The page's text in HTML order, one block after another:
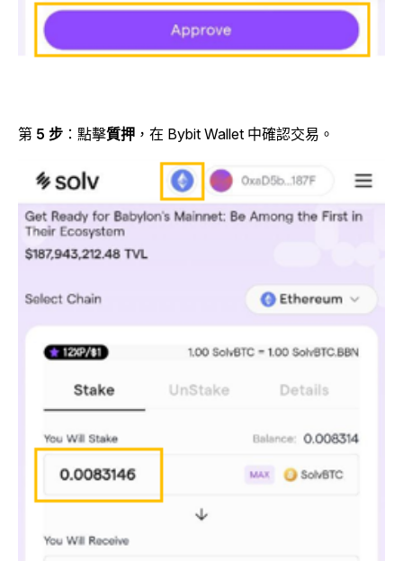
第 5 步 ：點擊質押 ，在 Bybit Wallet 中確認交易。